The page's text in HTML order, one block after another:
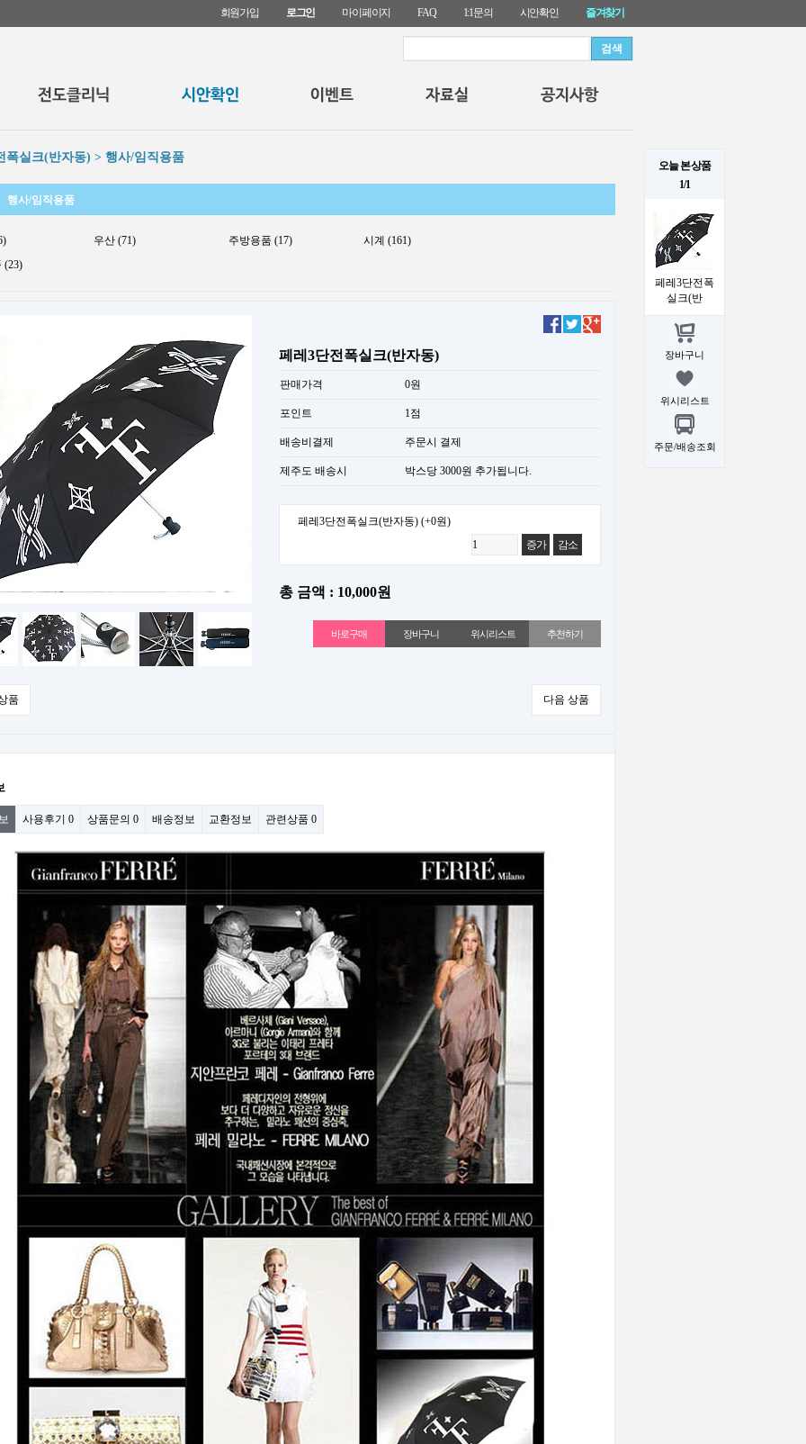
회원가입 로그인 마이페이지 FAQ 1:1문의 시안확인 즐겨찾기
오늘 본 상품
1/1
페레3단전폭
실크(반
장바구니
위시리스트
주문/배송조회
폭실크(반자동) > 행사/임직용품
행사/임직용품
우산 (71) 주방용품 (17)
시계 (161)
(23)
페레3단전폭실크(반자동)
판매가격 0원
포인트 1점
배송비결제 주문시 결제
제주도 배송시 박스당 3000원 추가됩니다.
페레3단전폭실크(반자동) (+0원)
증가
감소
총 금액 : 10,000원
위시리스트 추천하기
품 다음 상품
사용후기 0 상품문의 0 배송정보 교환정보 관련상품 0